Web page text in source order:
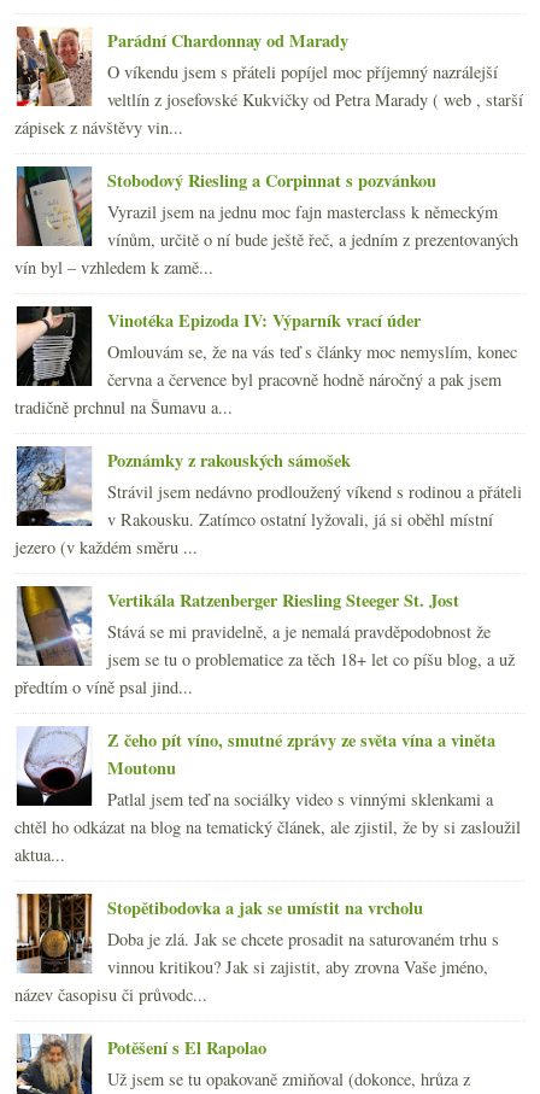
Parádní Chardonnay od Marady
O víkendu jsem s přáteli popíjel moc příjemný nazrálejší
veltlín z josefovské Kukvičky od Petra Marady ( web , starší
zápisek z návštěvy vin...
Stobodový Riesling a Corpinnat s pozvánkou
Vyrazil jsem na jednu moc fajn masterclass k německým
vínům, určitě o ní bude ještě řeč, a jedním z prezentovaných
vín byl – vzhledem k zamě...
Vinotéka Epizoda IV: Výparník vrací úder
Omlouvám se, že na vás teď s články moc nemyslím, konec
června a července byl pracovně hodně náročný a pak jsem
tradičně prchnul na Šumavu a...
Poznámky z rakouských sámošek
Strávil jsem nedávno prodloužený víkend s rodinou a přáteli
v Rakousku. Zatímco ostatní lyžovali, já si oběhl místní
jezero (v každém směru ...
Vertikála Ratzenberger Riesling Steeger St. Jost
Stává se mi pravidelně, a je nemalá pravděpodobnost že
jsem se tu o problematice za těch 18+ let co píšu blog, a už
předtím o víně psal jind...
Z čeho pít víno, smutné zprávy ze světa vína a viněta
Moutonu
Patlal jsem teď na sociálky video s vinnými sklenkami a
chtěl ho odkázat na blog na tematický článek, ale zjistil, že by si zasloužil
aktua...
Stopětibodovka a jak se umístit na vrcholu
Doba je zlá. Jak se chcete prosadit na saturovaném trhu s
vinnou kritikou? Jak si zajistit, aby zrovna Vaše jméno,
název časopisu či průvodc...
Potěšení s El Rapolao
Už jsem se tu opakovaně zmiňoval (dokonce, hrůza z